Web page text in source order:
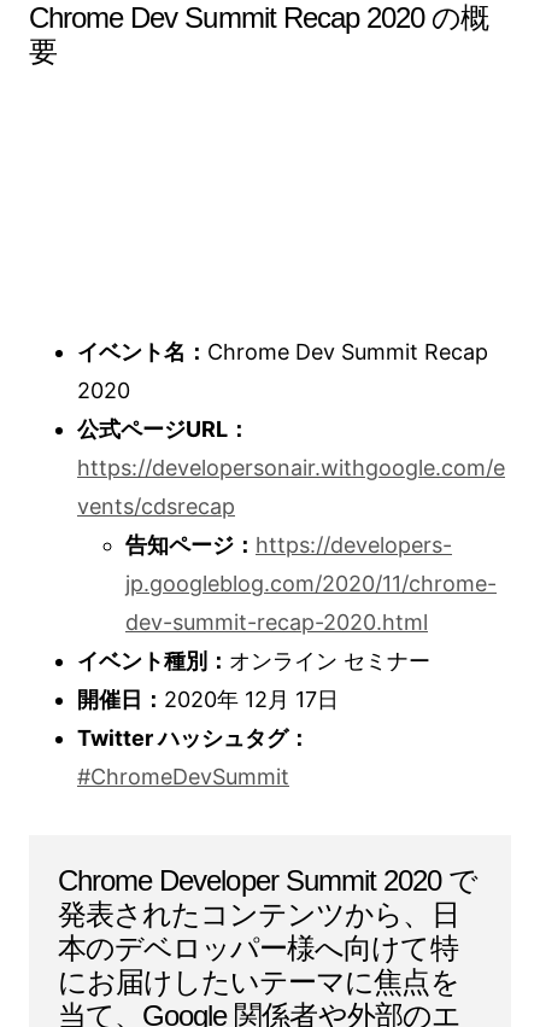
Chrome Dev Summit Recap 2020 の概
要
イベント名： Chrome Dev Summit Recap
2020
公式ページURL：
https://developersonair.withgoogle.com/e
vents/cdsrecap
告知ページ： https://developers-
jp.googleblog.com/2020/11/chrome-
dev-summit-recap-2020.html
イベント種別： オンライン セミナー
開催日： 2020年 12月 17日
Twitter ハッシュタグ：
#ChromeDevSummit
Chrome Developer Summit 2020 で
発表されたコンテンツから、日
本のデベロッパー様へ向けて特
にお届けしたいテーマに焦点を
当て、Google 関係者や外部のエ